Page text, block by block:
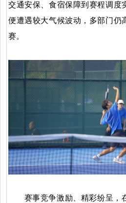
交通安保、食宿保障到赛程调度
便遭遇较大气候波动，多部门仍
赛。
赛事竞争激励、精彩纷呈，